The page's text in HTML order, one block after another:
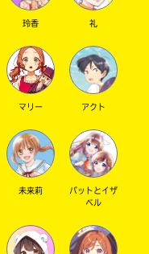
探す
ウント
玲香 礼
マリー アクト
未来莉
パットとイザ
ベル